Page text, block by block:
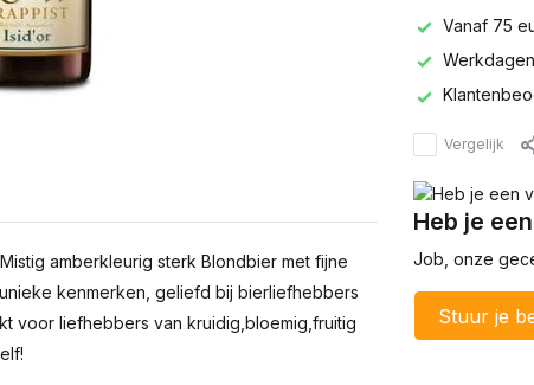
amberkleurig sterk Blondbier met fijne
kenmerken, geliefd bij bierliefhebbers
voor liefhebbers van kruidig,bloemig,fruitig
Vanaf 75
Vergelijk
Heb je
Job, onze
Stuur je